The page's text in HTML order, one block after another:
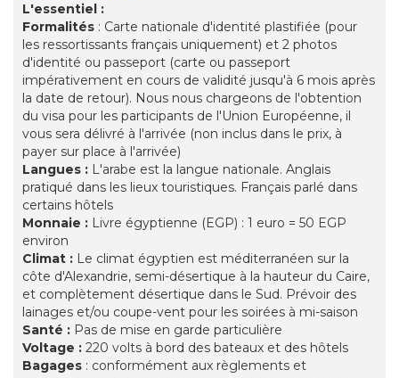
L'essentiel :
Formalités : Carte nationale d'identité plastifiée (pour
les ressortissants français uniquement) et 2 photos
d'identité ou passeport (carte ou passeport
impérativement en cours de validité jusqu'à 6 mois après
la date de retour). Nous nous chargeons de l'obtention
du visa pour les participants de l'Union Européenne, il
vous sera délivré à l'arrivée (non inclus dans le prix, à
payer sur place à l'arrivée)
Langues : L'arabe est la langue nationale. Anglais
pratiqué dans les lieux touristiques. Français parlé dans
certains hôtels
Monnaie : Livre égyptienne (EGP) : 1 euro = 50 EGP
environ
Climat : Le climat égyptien est méditerranéen sur la
côte d'Alexandrie, semi-désertique à la hauteur du Caire,
et complètement désertique dans le Sud. Prévoir des
lainages et/ou coupe-vent pour les soirées à mi-saison
Santé : Pas de mise en garde particulière
Voltage : 220 volts à bord des bateaux et des hôtels
Bagages : conformément aux règlements et